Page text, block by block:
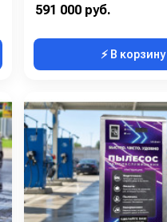
591 000 руб.
⚡ В корзину